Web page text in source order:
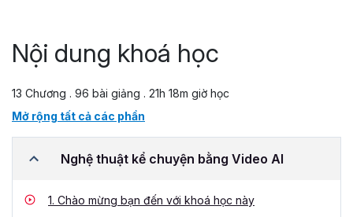
Nội dung khoá học
13 Chương . 96 bài giảng . 21h 18m giờ học
Mở rộng tất cả các phần
Nghệ thuật kể chuyện bằng Video AI
1. Chào mừng bạn đến với khoá học này